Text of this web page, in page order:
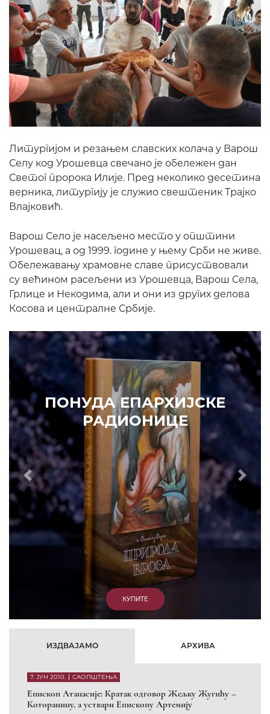
Литургијом и резањем славских колача у Варош
Селу код Урошевца свечано је обележен дан
Светог пророка Илије. Пред неколико десетина
верника, литургију је служио свештеник Трајко
Влајковић.
Варош Село је насељено место у општини
Урошевац, а од 1999. године у њему Срби не живе.
Обележавању храмовне славе присуствовали
су већином расељени из Урошевца, Варош Села,
Грлице и Некодима, али и они из других делова
Косова и централне Србије.
ПОНУДА ЕПАРХИЈСКЕ
РАДИОНИЦЕ
КУПИТЕ
Prethodni
ИЗДВАЈАМО АРХИВА
7. ЈУН 2010. САОПШТЕЊА
Eпископ Атанасије: Кратак одговор Жељку Жугићу –
Которанину, а уствари Епископу Артемију
15. ЈАНУАР 2011. ВЕСТИ
Eпископ Атанасије: Артемијева секта -
парасинагога=парацрква
7. ОКТОБАР 2012. ВЕСТИ
Eпископ Западноамерички Г. Максим у посети
Призрену
Eпархија Рашко-призренска осуђује физички напад на
Србина у Сувом Долу и апелује на КФОР и ЕУЛЕКС да
обезбеде сигурност за све грађане